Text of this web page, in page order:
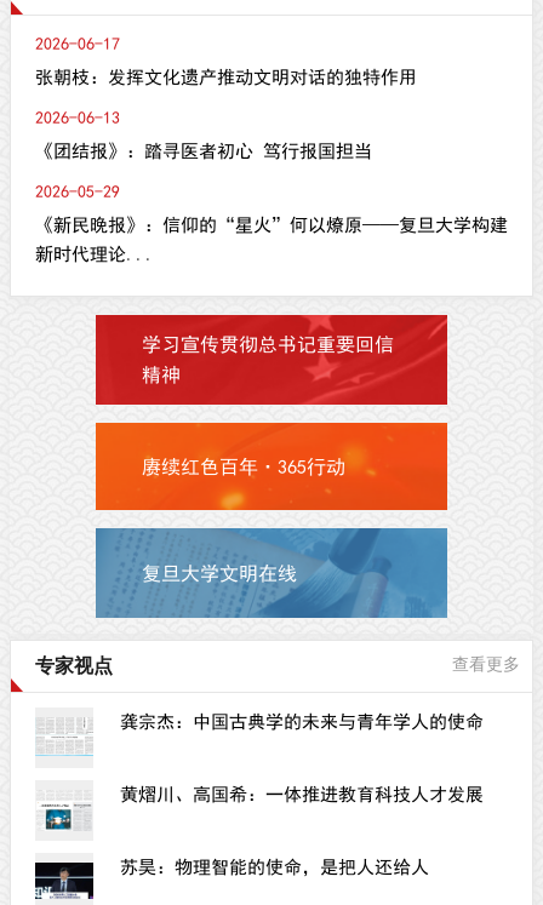
2026-06-17
张朝枝：发挥文化遗产推动文明对话的独特作用
2026-06-13
《团结报》：踏寻医者初心 笃行报国担当
2026-05-29
《新民晚报》：信仰的“星火”何以燎原——复旦大学构建
新时代理论...
学习宣传贯彻总书记重要回信
精神
赓续红色百年·365行动
复旦大学文明在线
专家视点 查看更多
龚宗杰：中国古典学的未来与青年学人的使命
黄熠川、高国希：一体推进教育科技人才发展
苏昊：物理智能的使命，是把人还给人